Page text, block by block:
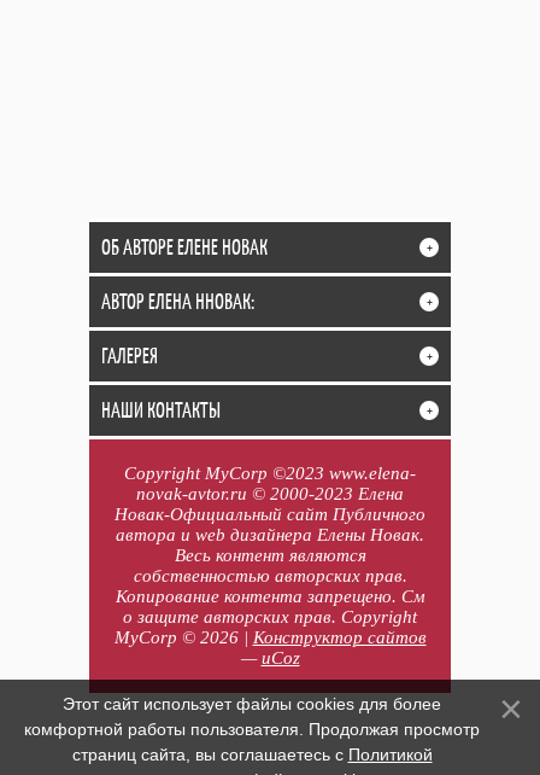
ОБ АВТОРЕ ЕЛЕНЕ НОВАК +
АВТОР ЕЛЕНА ННОВАК: +
ГАЛЕРЕЯ +
НАШИ КОНТАКТЫ +
Copyright MyCorp ©2023 www.elena-
novak-avtor.ru © 2000-2023 Елена
Новак-Официальный сайт Публичного
автора и web дизайнера Елены Новак.
Весь контент являются
собственностью авторских прав.
Копирование контента запрещено. См
о защите авторских прав. Copyright
MyCorp © 2026| Конструктор сайтов
—uCoz
Этот сайт использует файлы cookies для более
комфортной работы пользователя. Продолжая просмотр
страниц сайта, вы соглашаетесь с Политикой